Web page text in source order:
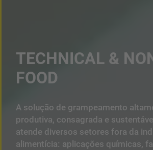
TECHNICAL &
FOOD
A solução de grampeamento
produtiva, consagrada e
atende diversos setores fora da
alimentícia: aplicações químicas,